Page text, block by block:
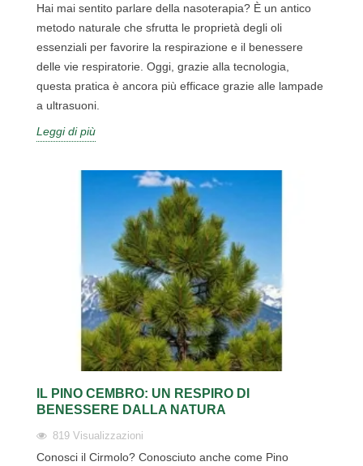
Hai mai sentito parlare della nasoterapia? È un antico
metodo naturale che sfrutta le proprietà degli oli
essenziali per favorire la respirazione e il benessere
delle vie respiratorie. Oggi, grazie alla tecnologia,
questa pratica è ancora più efficace grazie alle lampade
a ultrasuoni.
Leggi di più
IL PINO CEMBRO: UN RESPIRO DI
BENESSERE DALLA NATURA
819 Visualizzazioni
Conosci il Cirmolo? Conosciuto anche come Pino